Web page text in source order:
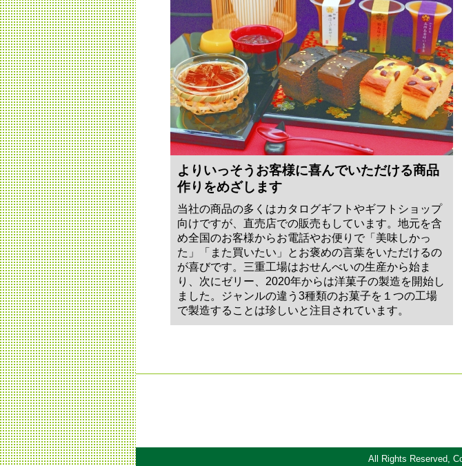
よりいっそうお客様に喜んでいただける商品
作りをめざします
当社の商品の多くはカタログギフトやギフトショップ
向けですが、直売店での販売もしています。地元を含
め全国のお客様からお電話やお便りで「美味しかっ
た」「また買いたい」とお褒めの言葉をいただけるの
が喜びです。三重工場はおせんべいの生産から始ま
り、次にゼリー、2020年からは洋菓子の製造を開始し
ました。ジャンルの違う3種類のお菓子を１つの工場
で製造することは珍しいと注目されています。
All Rights Reserved,